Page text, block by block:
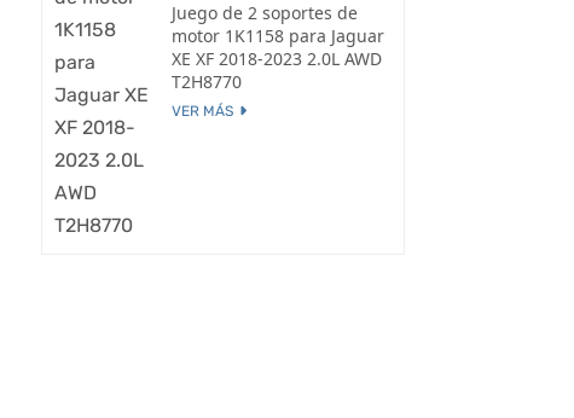
Juego de 2 soportes de
motor 1K1158 para Jaguar
XE XF 2018-2023 2.0L AWD
T2H8770
VER MÁS